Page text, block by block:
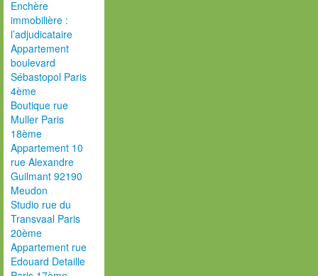
Enchère
immobilière :
l’adjudicataire
Appartement
boulevard
Sébastopol Paris
4ème
Boutique rue
Muller Paris
18ème
Appartement 10
rue Alexandre
Guilmant 92190
Meudon
Studio rue du
Transvaal Paris
20ème
Appartement rue
Edouard Detaille